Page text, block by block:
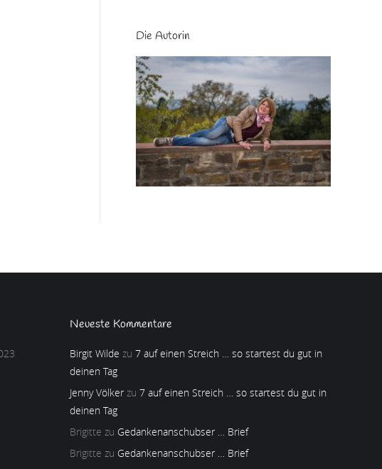
Die Autorin
Neueste Kommentare
Birgit Wilde zu7 auf einen Streich … so startest du gut in
deinen Tag
Jenny Völkerzu7 auf einen Streich … so startest du gut in
deinen Tag
Brigitte zu Gedankenanschubser … Brief
Brigitte zu Gedankenanschubser … Brief